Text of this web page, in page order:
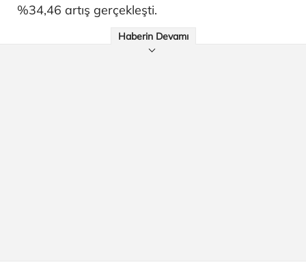
%34,46 artış gerçekleşti.
Haberin Devamı